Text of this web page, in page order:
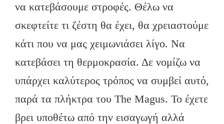
να κατεβάσουμε στροφές. Θέλω να
σκεφτείτε τι ζέστη θα έχει, θα χρειαστούμε
κάτι που να μας χειμωνιάσει λίγο. Nα
κατεβάσει τη θερμοκρασία. Δε νομίζω να
υπάρχει καλύτερος τρόπος να συμβεί αυτό,
παρά τα πλήκτρα του The Magus. Το έχετε
βρει υποθέτω από την εισαγωγή αλλά